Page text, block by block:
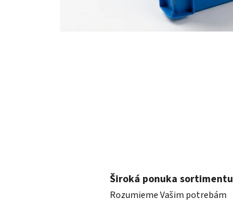
Široká ponuka sortimentu
Rozumieme Vašim potrebám